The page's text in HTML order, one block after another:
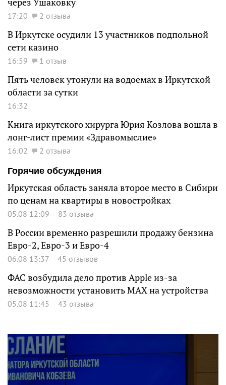
17:20 2 отзыва
В Иркутске осудили 13 участников подпольной
сети казино
16:59 1 отзыв
Пять человек утонули на водоемах в Иркутской
области за сутки
16:32
Книга иркутского хирурга Юрия Козлова вошла в
лонг-лист премии «Здравомыслие»
16:02
2 отзыва
Горячие обсуждения
Иркутская область заняла второе место в Сибири
по ценам на квартиры в новостройках
05.08 12:09 83 отзыва
В России временно разрешили продажу бензина
Евро-2, Евро-3 и Евро-4
06.08 13:37 45 отзывов
ФАС возбудила дело против Apple из-за
невозможности установить MAX на устройства
05.08 11:45 43 отзыва